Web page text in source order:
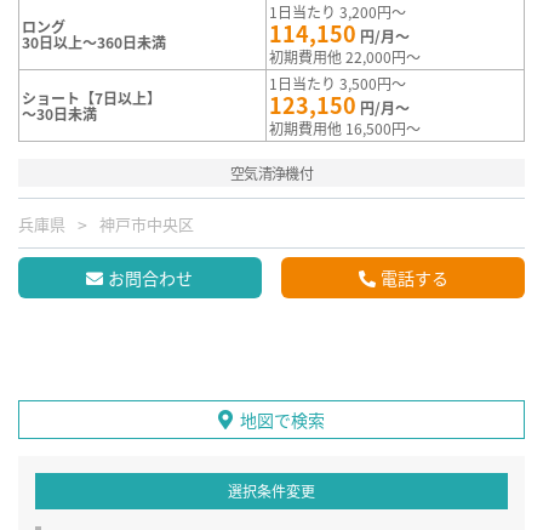
ロング
30日以上～360日未満
1日当たり 3,200円～
114,150 円/月～
初期費用他 22,000円～
ショート【7日以上】
～30日未満
1日当たり 3,500円～
123,150 円/月～
初期費用他 16,500円～
空気清浄機付
兵庫県 神戸市中央区
お問合わせ 電話する
地図で検索
選択条件変更